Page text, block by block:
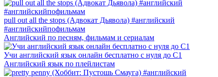
pull out all the stops (Адвокат Дьявола) #английский
#английскийпофильмам
Английский по песням, фильмам и сериалам
Учи английский язык онлайн бесплатно с нуля до С1
Английский язык по плейлистам